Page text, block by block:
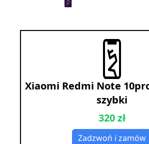
Xiaomi Redmi Note
szybki
320 zł
Zadzwoń i zamów